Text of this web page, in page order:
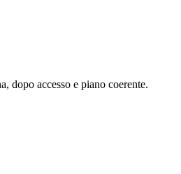
dopo accesso e piano coerente.